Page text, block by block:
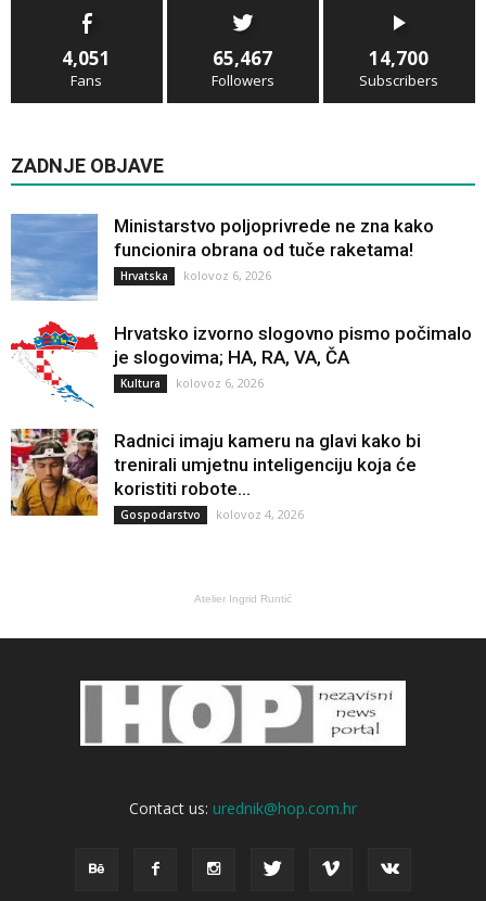
4,051
Fans
65,467
Followers
14,700
Subscribers
ZADNJE OBJAVE
Ministarstvo poljoprivrede ne zna kako
funcionira obrana od tuče raketama!
Hrvatska kolovoz 6, 2026
Hrvatsko izvorno slogovno pismo počimalo
je slogovima; HA, RA, VA, ČA
Kultura kolovoz 6, 2026
Radnici imaju kameru na glavi kako bi
trenirali umjetnu inteligenciju koja će
koristiti robote...
Gospodarstvo kolovoz 4, 2026
Atelier Ingrid Runtić
Contact us: urednik@hop.com.hr